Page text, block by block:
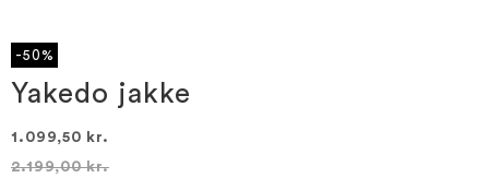
starten
af
billedgalleriet
-50%
Yakedo jakke
1.099,50 kr.
2.199,00 kr.